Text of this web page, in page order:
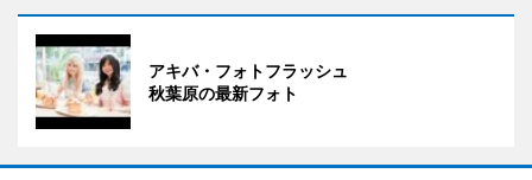
アキバ・フォトフラッシュ
秋葉原の最新フォト